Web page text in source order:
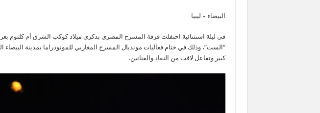
بعرض
“الست”
في
البيضاء – ليبيا
في ليلة استثنائية احتفلت فرقة المسرح المصري بذكرى ميلاد كوكب الشرق أم كلثوم
“الست”، وذلك في ختام فعاليات مونديال المسرح المغاربي للمونودراما بمدينة
كبير وتفاعل لافت من النقاد والفنانين.